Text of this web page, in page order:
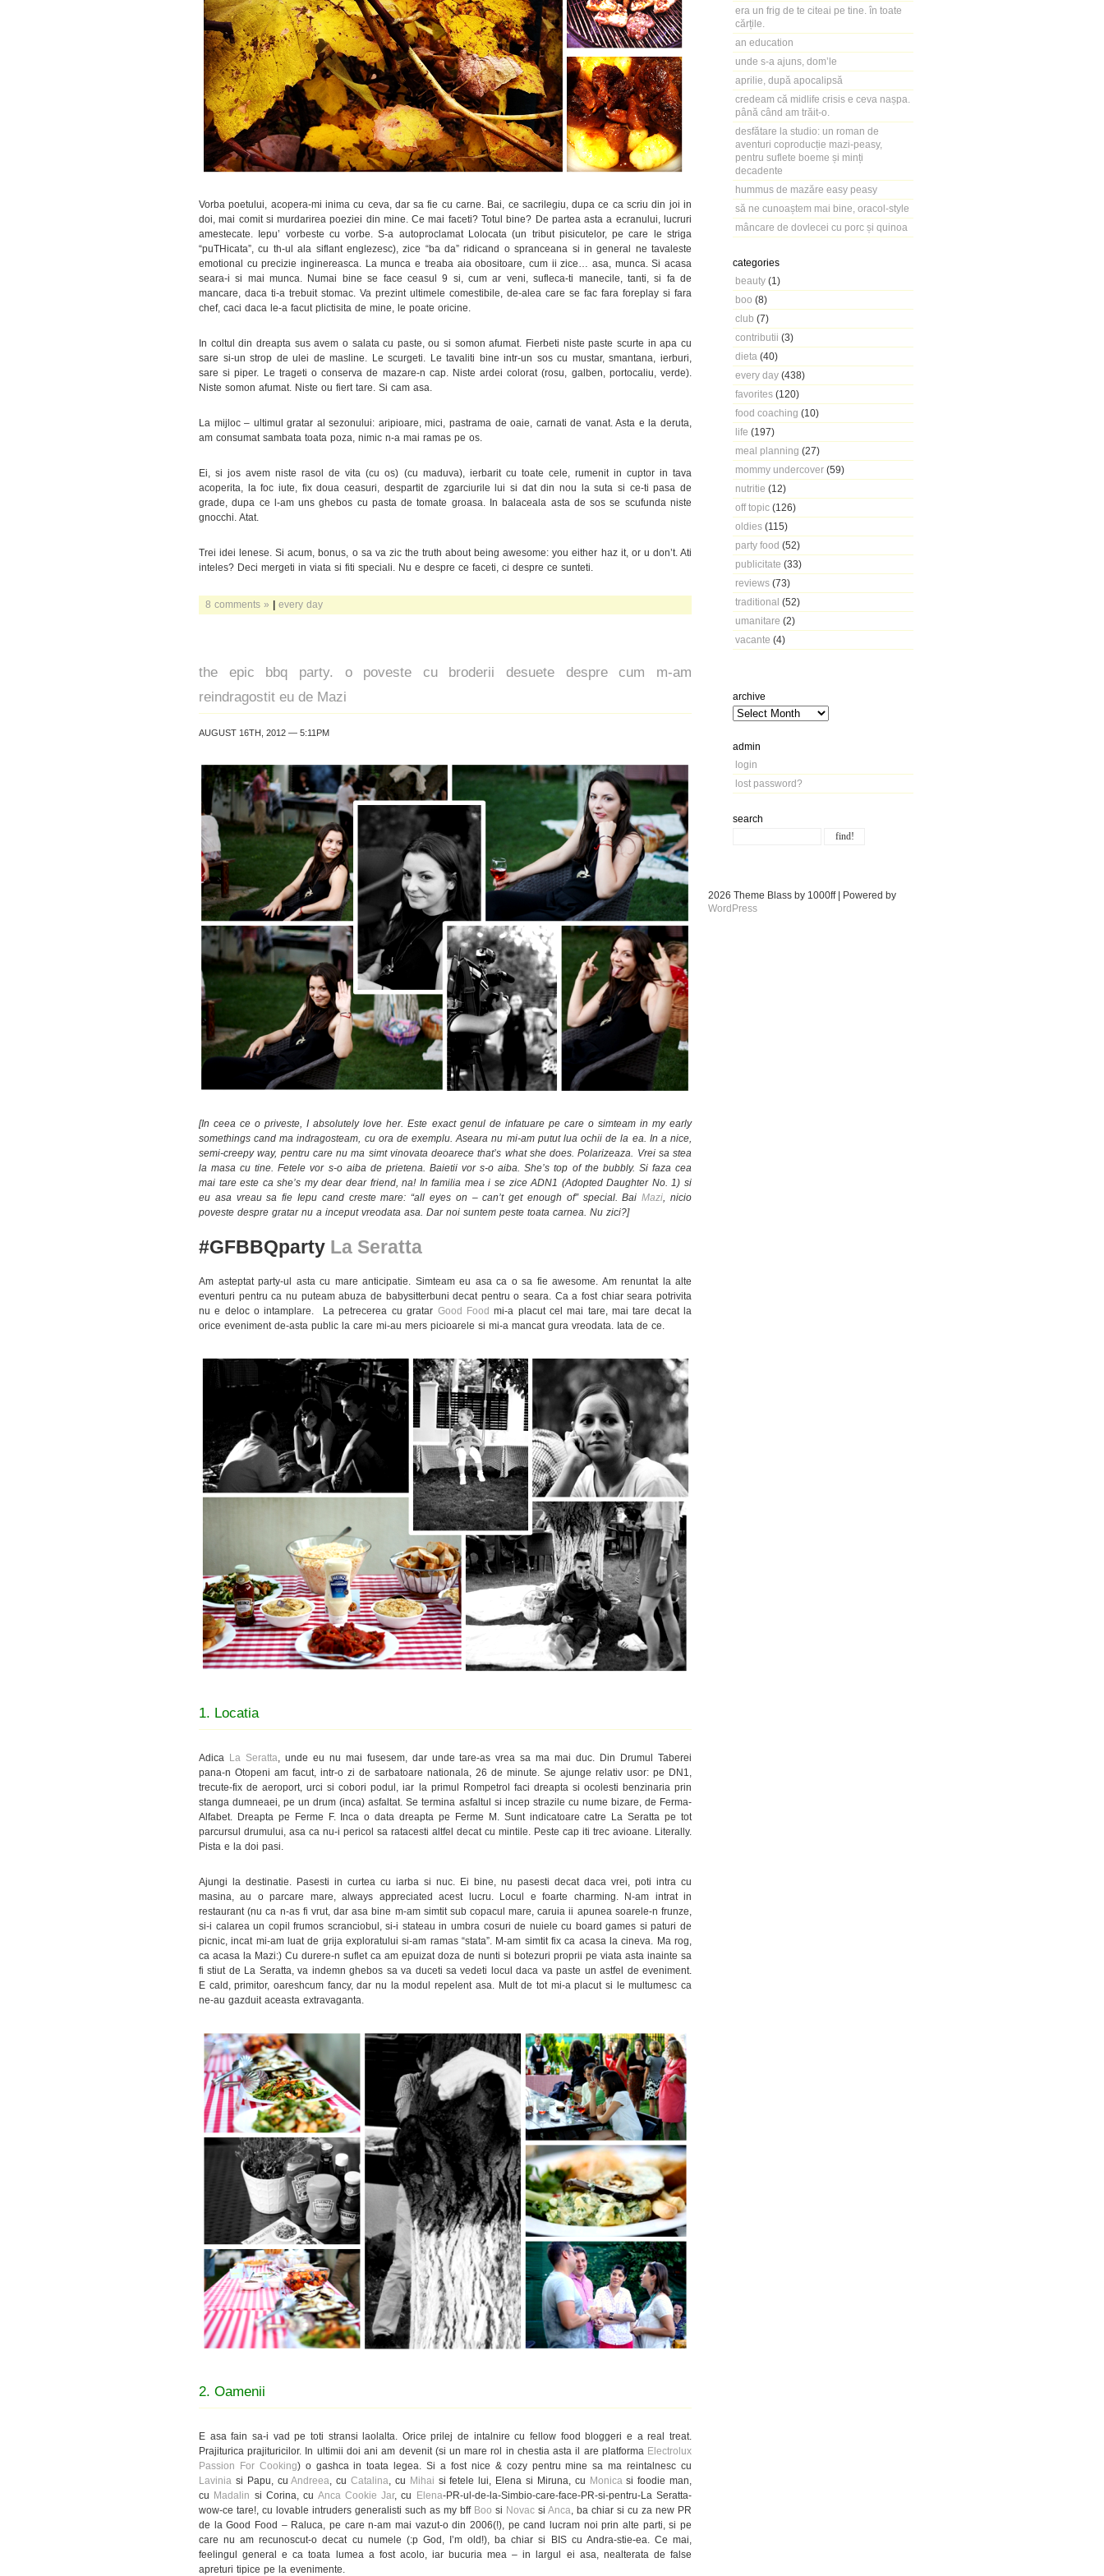
era un frig de te citeai pe tine. în toate
cărțile.
an education
unde s-a ajuns, dom’le
aprilie, după apocalipsă
credeam că midlife crisis e ceva nașpa.
până când am trăit-o.
desfătare la studio: un roman de
aventuri coproducție mazi-peasy,
pentru suflete boeme și minți
decadente
hummus de mazăre easy peasy
să ne cunoaștem mai bine, oracol-style
mâncare de dovlecei cu porc și quinoa
categories
beauty (1)
boo (8)
club (7)
contributii (3)
dieta (40)
every day (438)
favorites (120)
food coaching (10)
life (197)
meal planning (27)
mommy undercover (59)
nutritie (12)
off topic (126)
oldies (115)
party food (52)
publicitate (33)
reviews (73)
traditional (52)
umanitare (2)
vacante (4)
archive
admin
login
lost password?
search
Vorba poetului, acopera-mi inima cu ceva, dar sa fie cu carne. Bai, ce sacrilegiu, dupa ce ca scriu din joi in
doi, mai comit si murdarirea poeziei din mine. Ce mai faceti? Totul bine? De partea asta a ecranului, lucruri
amestecate. Iepu’ vorbeste cu vorbe. S-a autoproclamat Lolocata (un tribut pisicutelor, pe care le striga
“puTHicata”, cu th-ul ala siflant englezesc), zice “ba da” ridicand o spranceana si in general ne tavaleste
emotional cu precizie inginereasca. La munca e treaba aia obositoare, cum ii zice… asa, munca. Si acasa
seara-i si mai munca. Numai bine se face ceasul 9 si, cum ar veni, sufleca-ti manecile, tanti, si fa de
mancare, daca ti-a trebuit stomac. Va prezint ultimele comestibile, de-alea care se fac fara foreplay si fara
chef, caci daca le-a facut plictisita de mine, le poate oricine.
In coltul din dreapta sus avem o salata cu paste, ou si somon afumat. Fierbeti niste paste scurte in apa cu
sare si-un strop de ulei de masline. Le scurgeti. Le tavaliti bine intr-un sos cu mustar, smantana, ierburi,
sare si piper. Le trageti o conserva de mazare-n cap. Niste ardei colorat (rosu, galben, portocaliu, verde).
Niste somon afumat. Niste ou fiert tare. Si cam asa.
La mijloc – ultimul gratar al sezonului: aripioare, mici, pastrama de oaie, carnati de vanat. Asta e la deruta,
am consumat sambata toata poza, nimic n-a mai ramas pe os.
Ei, si jos avem niste rasol de vita (cu os) (cu maduva), ierbarit cu toate cele, rumenit in cuptor in tava
acoperita, la foc iute, fix doua ceasuri, despartit de zgarciurile lui si dat din nou la suta si ce-ti pasa de
grade, dupa ce l-am uns ghebos cu pasta de tomate groasa. In balaceala asta de sos se scufunda niste
gnocchi. Atat.
Trei idei lenese. Si acum, bonus, o sa va zic the truth about being awesome: you either haz it, or u don’t. Ati
inteles? Deci mergeti in viata si fiti speciali. Nu e despre ce faceti, ci despre ce sunteti.
8 comments » | every day
the epic bbq party. o poveste cu broderii desuete despre cum m-am
reindragostit eu de Mazi
AUGUST 16TH, 2012 — 5:11PM
[In ceea ce o priveste, I absolutely love her. Este exact genul de infatuare pe care o simteam in my early
somethings cand ma indragosteam, cu ora de exemplu. Aseara nu mi-am putut lua ochii de la ea. In a nice,
semi-creepy way, pentru care nu ma simt vinovata deoarece that’s what she does. Polarizeaza. Vrei sa stea
la masa cu tine. Fetele vor s-o aiba de prietena. Baietii vor s-o aiba. She’s top of the bubbly. Si faza cea
mai tare este ca she’s my dear dear friend, na! In familia mea i se zice ADN1 (Adopted Daughter No. 1) si
eu asa vreau sa fie Iepu cand creste mare: “all eyes on – can’t get enough of” special. BaiMazi , nicio
poveste despre gratar nu a inceput vreodata asa. Dar noi suntem peste toata carnea. Nu zici?]
#GFBBQparty La Seratta
Am asteptat party-ul asta cu mare anticipatie. Simteam eu asa ca o sa fie awesome. Am renuntat la alte
eventuri pentru ca nu puteam abuza de babysitterbuni decat pentru o seara. Ca a fost chiar seara potrivita
nu e deloc o intamplare. La petrecerea cu gratar Good Food mi-a placut cel mai tare, mai tare decat la
orice eveniment de-asta public la care mi-au mers picioarele si mi-a mancat gura vreodata. Iata de ce.
1. Locatia
Adica La Seratta , unde eu nu mai fusesem, dar unde tare-as vrea sa ma mai duc. Din Drumul Taberei
pana-n Otopeni am facut, intr-o zi de sarbatoare nationala, 26 de minute. Se ajunge relativ usor: pe DN1,
trecute-fix de aeroport, urci si cobori podul, iar la primul Rompetrol faci dreapta si ocolesti benzinaria prin
stanga dumneaei, pe un drum (inca) asfaltat. Se termina asfaltul si incep strazile cu nume bizare, de Ferma-
Alfabet. Dreapta pe Ferme F. Inca o data dreapta pe Ferme M. Sunt indicatoare catre La Seratta pe tot
parcursul drumului, asa ca nu-i pericol sa ratacesti altfel decat cu mintile. Peste cap iti trec avioane. Literally.
Pista e la doi pasi.
Ajungi la destinatie. Pasesti in curtea cu iarba si nuc. Ei bine, nu pasesti decat daca vrei, poti intra cu
masina, au o parcare mare, always appreciated acest lucru. Locul e foarte charming. N-am intrat in
restaurant (nu ca n-as fi vrut, dar asa bine m-am simtit sub copacul mare, caruia ii apunea soarele-n frunze,
si-i calarea un copil frumos scranciobul, si-i stateau in umbra cosuri de nuiele cu board games si paturi de
picnic, incat mi-am luat de grija exploratului si-am ramas “stata”. M-am simtit fix ca acasa la cineva. Ma rog,
ca acasa la Mazi:) Cu durere-n suflet ca am epuizat doza de nunti si botezuri proprii pe viata asta inainte sa
fi stiut de La Seratta, va indemn ghebos sa va duceti sa vedeti locul daca va paste un astfel de eveniment.
E cald, primitor, oareshcum fancy, dar nu la modul repelent asa. Mult de tot mi-a placut si le multumesc ca
ne-au gazduit aceasta extravaganta.
2. Oamenii
E asa fain sa-i vad pe toti stransi laolalta. Orice prilej de intalnire cu fellow food bloggeri e a real treat.
Prajiturica prajituricilor. In ultimii doi ani am devenit (si un mare rol in chestia asta il are platforma Electrolux
Passion For Cooking) o gashca in toata legea. Si a fost nice & cozy pentru mine sa ma reintalnesc cu
Lavinia si Papu, cuAndreea , cuCatalina , cu Mihai si fetele lui, Elena si Miruna, cu Monica si foodie man,
cu Madalin si Corina, cu Anca Cookie Jar, cu Elena-PR-ul-de-la-Simbio-care-face-PR-si-pentru-La Seratta-
wow-ce tare!, cu lovable intruders generalisti such as my bff Boo si Novac si Anca , ba chiar si cu za new PR
de la Good Food – Raluca, pe care n-am mai vazut-o din 2006(!), pe cand lucram noi prin alte parti, si pe
care nu am recunoscut-o decat cu numele (:p God, I’m old!), ba chiar si BIS cu Andra-stie-ea. Ce mai,
feelingul general e ca toata lumea a fost acolo, iar bucuria mea – in largul ei asa, nealterata de false
apreturi tipice pe la evenimente.
2026 Theme Blass by 1000ff | Powered by
WordPress